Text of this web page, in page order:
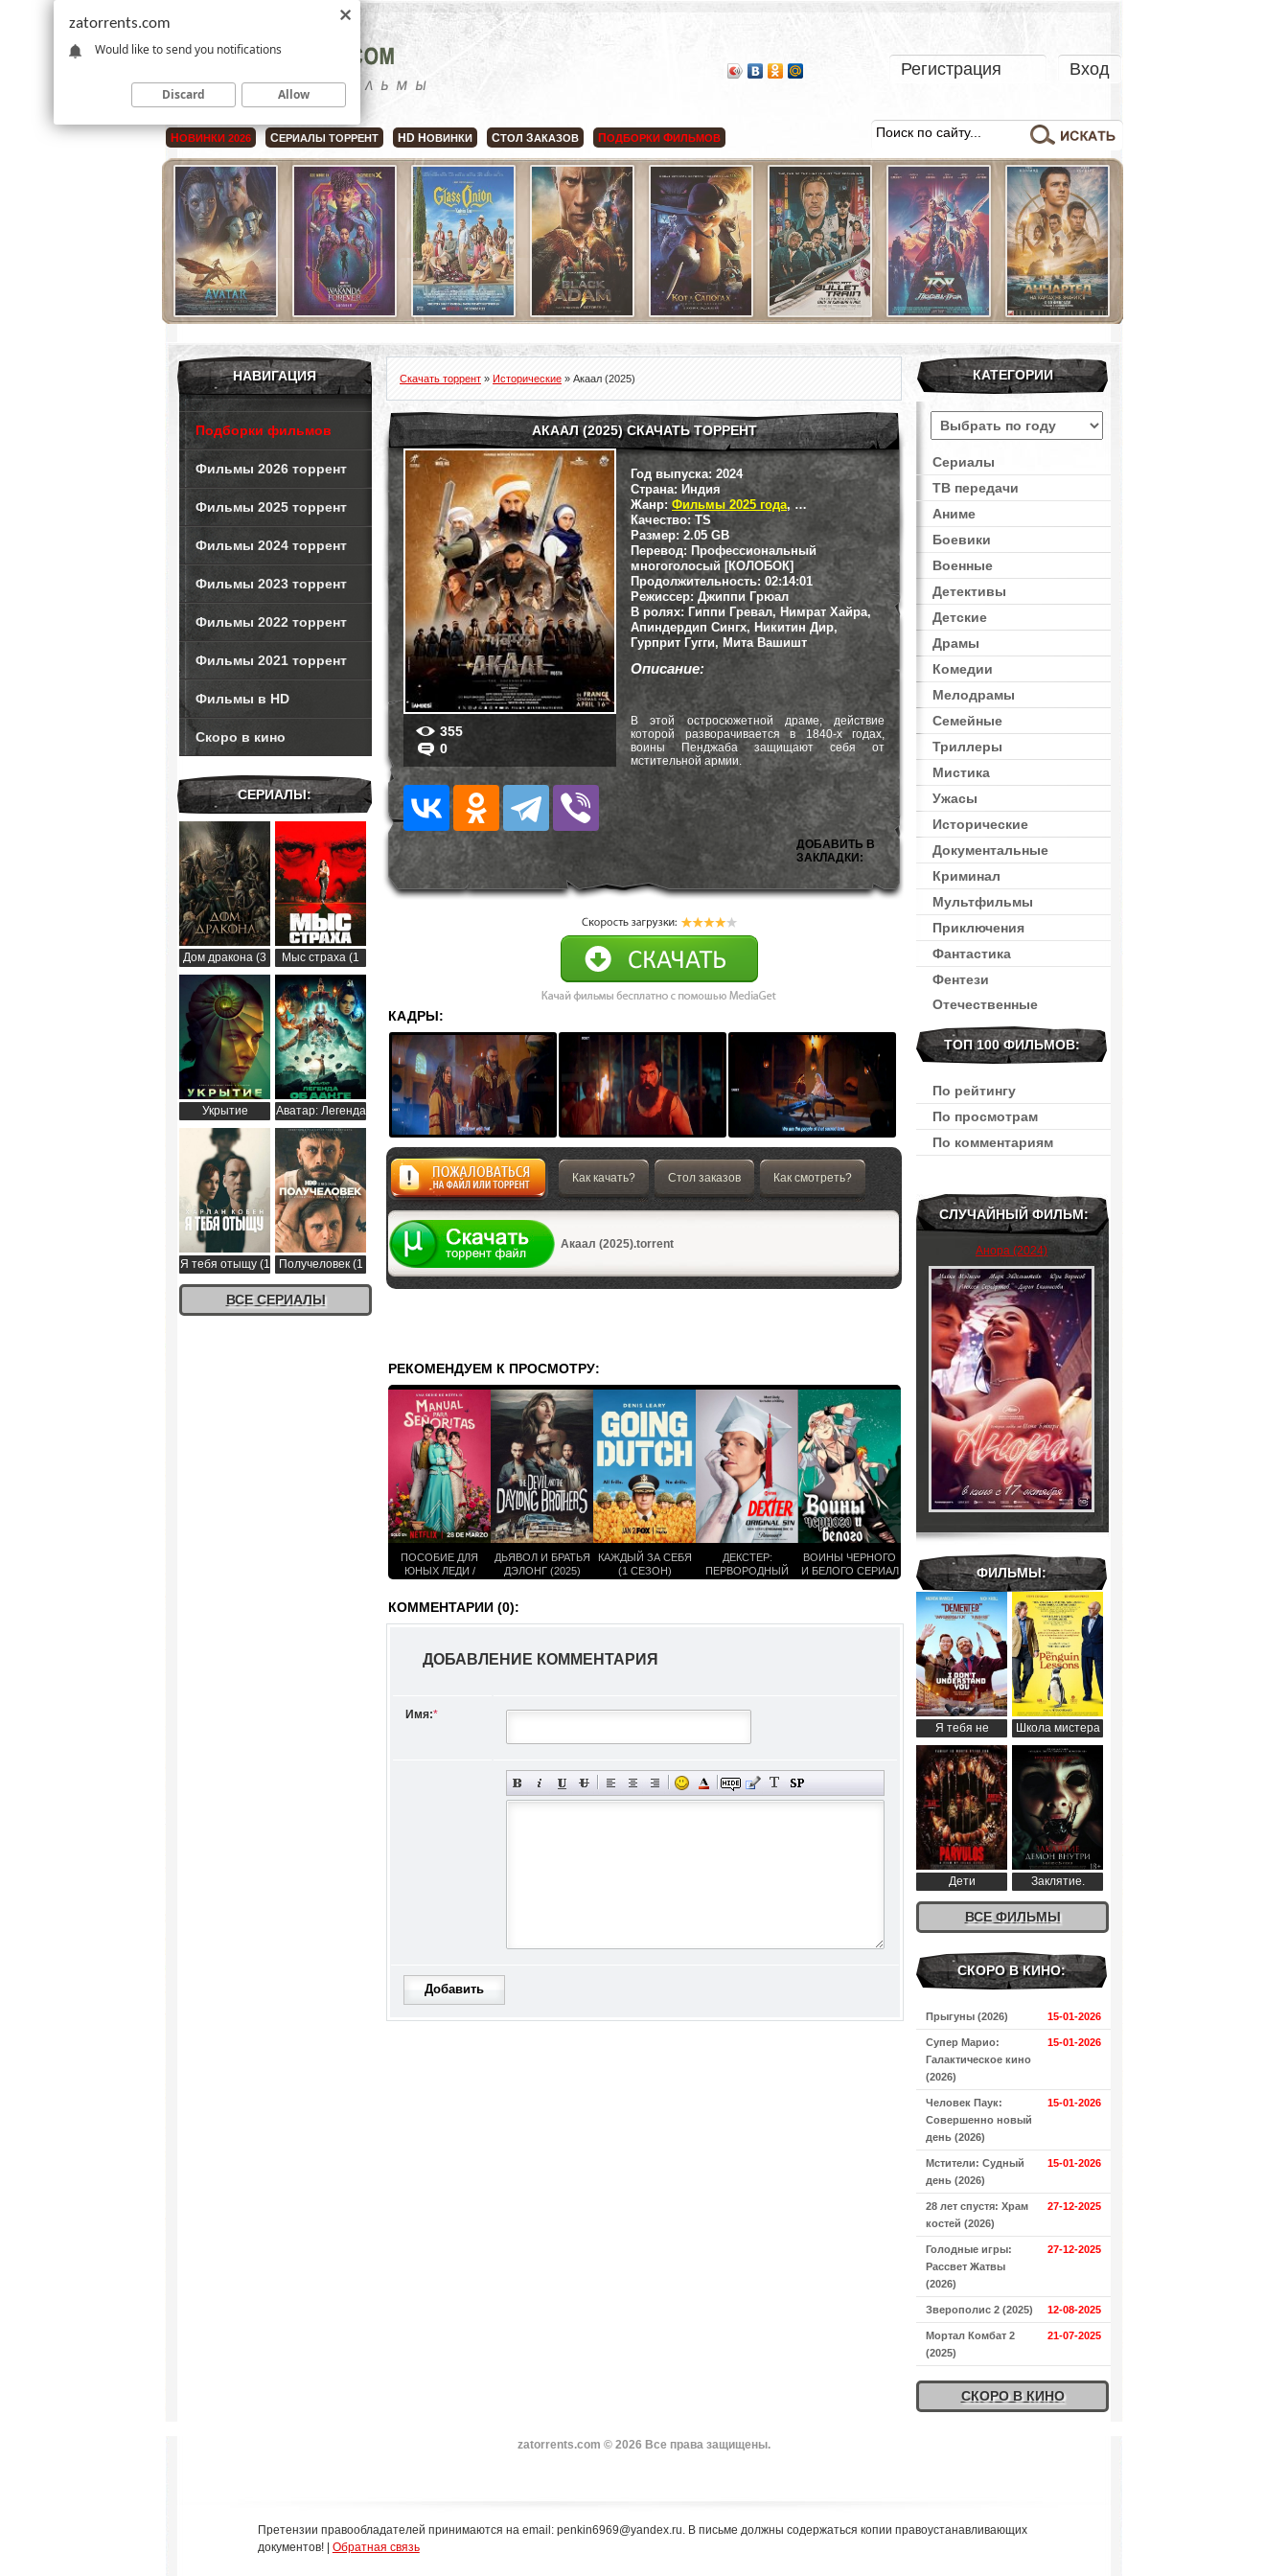
Регистрация Вход
НОВИНКИ 2026 СЕРИАЛЫ ТОРРЕНТ HD НОВИНКИ СТОЛ ЗАКАЗОВ ПОДБОРКИ ФИЛЬМОВ
НАВИГАЦИЯ
Подборки фильмов
Фильмы 2026 торрент
Фильмы 2025 торрент
Фильмы 2024 торрент
Фильмы 2023 торрент
Фильмы 2022 торрент
Фильмы 2021 торрент
Фильмы в HD
Скоро в кино
СЕРИАЛЫ:
Дом дракона (3
сезон)
Мыс страха (1
сезон)
Укрытие
(Бункер) (3
сезон)
Аватар: Легенда
об Аанге (2
сезон)
Я тебя отыщу (1
сезон)
Получеловек (1
сезон)
ВСЕ СЕРИАЛЫ
Скачать торрент » Исторические » Акаал (2025)
АКААЛ (2025) СКАЧАТЬ ТОРРЕНТ
355
0
Год выпуска: 2024
Страна: Индия
Жанр: Фильмы 2025 года, Боевики , Драмы ,
Исторические
Качество:TS
Размер: 2.05 GB
Перевод: Профессиональный
многоголосый [КОЛОБОК]
Продолжительность: 02:14:01
Режиссер: Джиппи Грюал
В ролях: Гиппи Гревал, Нимрат Хайра,
Апиндердип Сингх, Никитин Дир,
Гурприт Гугги, Мита Вашишт
Описание:
В этой остросюжетной драме, действие
которой разворачивается в 1840-х годах,
воины Пенджаба защищают себя от
мстительной армии.
ДОБАВИТЬ В
ЗАКЛАДКИ:
КАДРЫ:
Жалоба
Как качать? Стол заказов Как смотреть?
Акаал (2025).torrent
РЕКОМЕНДУЕМ К ПРОСМОТРУ:
ПОСОБИЕ ДЛЯ
ЮНЫХ ЛЕДИ /
ДЬЯВОЛ И БРАТЬЯ
ДЭЛОНГ (2025)
КАЖДЫЙ ЗА СЕБЯ
(1 СЕЗОН)
ДЕКСТЕР:
ПЕРВОРОДНЫЙ
ВОИНЫ ЧЕРНОГО
И БЕЛОГО СЕРИАЛ
КОММЕНТАРИИ (0):
ДОБАВЛЕНИЕ КОММЕНТАРИЯ
Имя:*
Добавить
КАТЕГОРИИ
Сериалы
ТВ передачи
Аниме
Боевики
Военные
Детективы
Детские
Драмы
Комедии
Мелодрамы
Семейные
Триллеры
Мистика
Ужасы
Исторические
Документальные
Криминал
Мультфильмы
Приключения
Фантастика
Фентези
Отечественные
ТОП 100 ФИЛЬМОВ:
По рейтингу
По просмотрам
По комментариям
СЛУЧАЙНЫЙ ФИЛЬМ:
Анора (2024)
ФИЛЬМЫ:
Я тебя не
понимаю (2024)
Школа мистера
Пингвина (2024)
Дети
апокалипсиса
(2024)
Заклятие.
Демон внутри
(2024)
ВСЕ ФИЛЬМЫ
СКОРО В КИНО:
Прыгуны (2026) 15-01-2026
Супер Марио:
Галактическое кино
(2026)
15-01-2026
Человек Паук:
Совершенно новый
день (2026)
15-01-2026
Мстители: Судный
день (2026)
15-01-2026
28 лет спустя: Храм
костей (2026)
27-12-2025
Голодные игры:
Рассвет Жатвы
(2026)
27-12-2025
Зверополис 2 (2025) 12-08-2025
Мортал Комбат 2
(2025)
21-07-2025
СКОРО В КИНО
zatorrents.com © 2026 Все права защищены.
Претензии правообладателей принимаются на email: penkin6969@yandex.ru. В письме должны содержаться копии правоустанавливающих
документов! | Обратная связь
zatorrents.com
Would like to send you notifications
Discard Allow